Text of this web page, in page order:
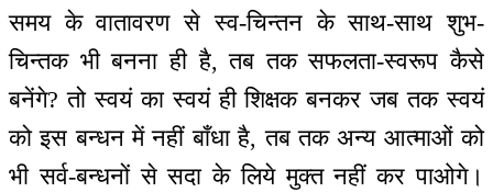
समय के वातावरण से स्व-चिन्तन के साथ-साथ शुभ-
चिन्तक भी बनना ही है, तब तक सफलता-स्वरूप कैसे
बनेंगे? तो स्वयं का स्वयं ही शिक्षक बनकर जब तक स्वयं
को इस बन्धन में नहीं बाँधा है, तब तक अन्य आत्माओं को
भी सर्व-बन्धनों से सदा के लिये मुक्त नहीं कर पाओगे।